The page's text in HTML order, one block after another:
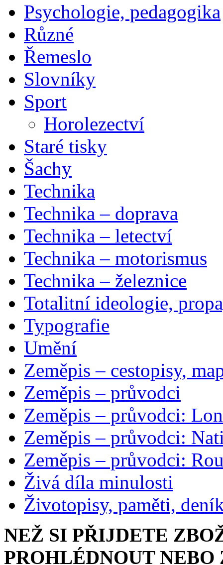
Psychologie, pedagogika
Různé
Řemeslo
Slovníky
Sport
Horolezectví
Staré tisky
Šachy
Technika
Technika – doprava
Technika – letectví
Technika – motorismus
Technika – železnice
Totalitní ideologie,
Typografie
Umění
Zeměpis – cestopisy,
Zeměpis – průvodci
Zeměpis – průvodci:
Zeměpis – průvodci:
Zeměpis – průvodci:
Živá díla minulosti
Životopisy, paměti,
NEŽ SI PŘIJDETE
PROHLÉDNOUT